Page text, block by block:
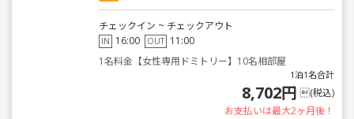
チェックイン ~ チェックアウト
IN 16:00 OUT 11:00
1名料金【女性専用ドミトリー】10名相部屋
1泊1名合計
8,702円 (税込)
お支払いは最大2ヶ月後！